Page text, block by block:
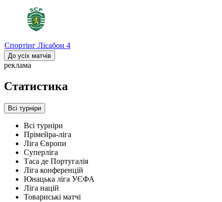
Спортінг Лісабон 4
До усіх матчів
реклама
Статистика
Всі турніри
Всі турніри
Прімейра-ліга
Ліга Європи
Суперліга
Таса де Португалія
Ліга конференцій
Юнацька ліга УЄФА
Ліга націй
Товариські матчі